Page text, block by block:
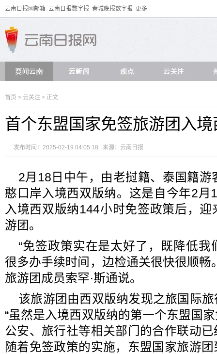
云南日报网邮箱 云南日报数字报 春城晚报数字报 更多
首页 > 云关注 > 正文
首个东盟国家免签旅游团入
发布时间：2025-02-19 04:05:18 来源： 云南日报
2月18日中午，由老挝籍、泰国籍
憨口岸入境西双版纳。这是自今年2月
入境西双版纳144小时免签政策后，
游团。
“免签政策实在是太好了，既降低
很多办手续时间，边检通关很快很顺畅
旅游团成员索罕·斯通说。
该旅游团由西双版纳发现之旅国际
“虽然是入境西双版纳的第一个东盟国
公安、旅行社等相关部门的合作联动
随着免签政策的实施，东盟国家旅游